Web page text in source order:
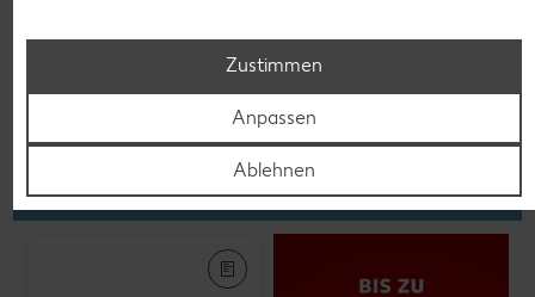
Feinkost, Konserven
Gültig vom 06.08. bis 12.08.
Zustimmen
Anpassen
Ablehnen